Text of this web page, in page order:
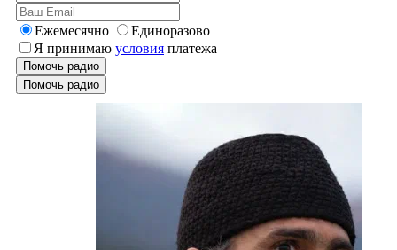
Ежемесячно
Единоразово
Я принимаю условия платежа
Помочь радио
Помочь радио